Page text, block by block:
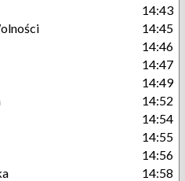
14:43
14:45
14:46
14:47
14:49
14:52
14:54
14:55
14:56
14:58